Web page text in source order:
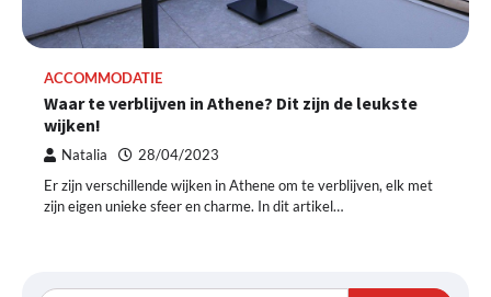
ACCOMMODATIE
Waar te verblijven in Athene? Dit zijn de leukste
wijken!
Natalia 28/04/2023
Er zijn verschillende wijken in Athene om te verblijven, elk met
zijn eigen unieke sfeer en charme. In dit artikel…